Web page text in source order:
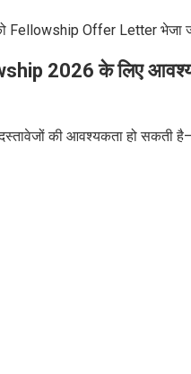
Fellowship Offer Letter भेजा
2026 के लिए
की आवश्यकता हो सकती